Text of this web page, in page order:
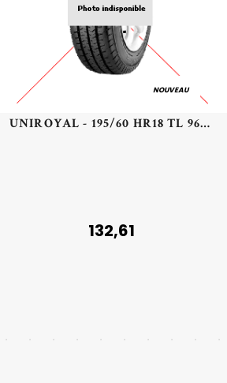
NOUVEAU
UNIROYAL - 195/60 HR18 TL 96H UN ALLSEASON EXPERT 3 XL - 1956018 - BBB
132,61